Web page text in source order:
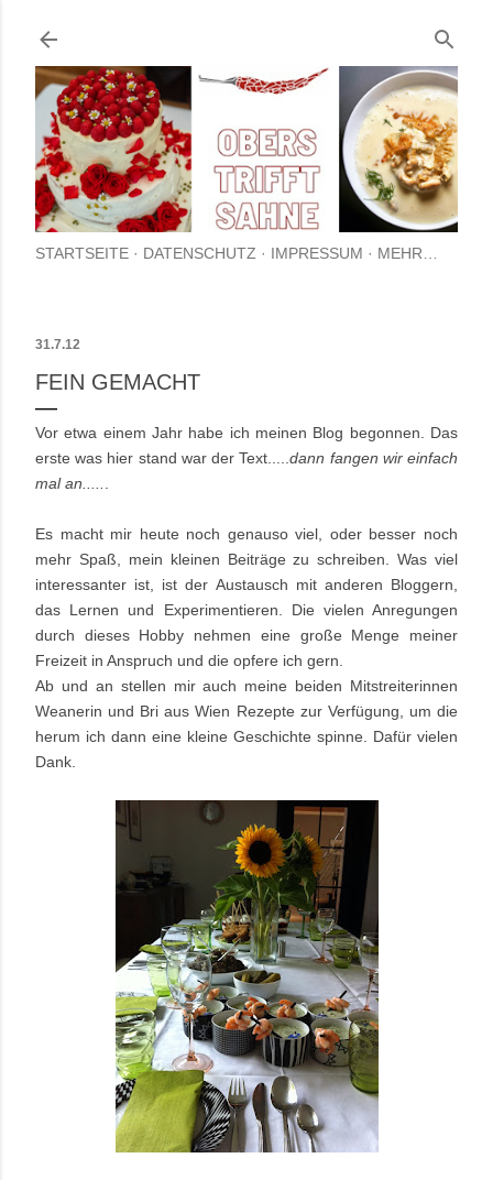
STARTSEITE DATENSCHUTZ IMPRESSUM MEHR…
31.7.12
FEIN GEMACHT
Vor etwa einem Jahr habe ich meinen Blog begonnen. Das
erste was hier stand war der Text.....dann fangen wir einfach
mal an.....
Es macht mir heute noch genauso viel, oder besser noch
mehr Spaß, mein kleinen Beiträge zu schreiben. Was viel
interessanter ist, ist der Austausch mit anderen Bloggern,
das Lernen und Experimentieren. Die vielen Anregungen
durch dieses Hobby nehmen eine große Menge meiner
Freizeit in Anspruch und die opfere ich gern.
Ab und an stellen mir auch meine beiden Mitstreiterinnen
Weanerin und Bri aus Wien Rezepte zur Verfügung, um die
herum ich dann eine kleine Geschichte spinne. Dafür vielen
Dank.